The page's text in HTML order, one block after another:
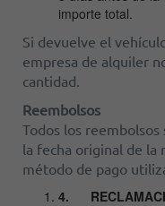
importe total.
Si devuelve el
empresa de alquiler
cantidad.
Reembolsos
Todos los
la fecha original de la
método de pago
4.